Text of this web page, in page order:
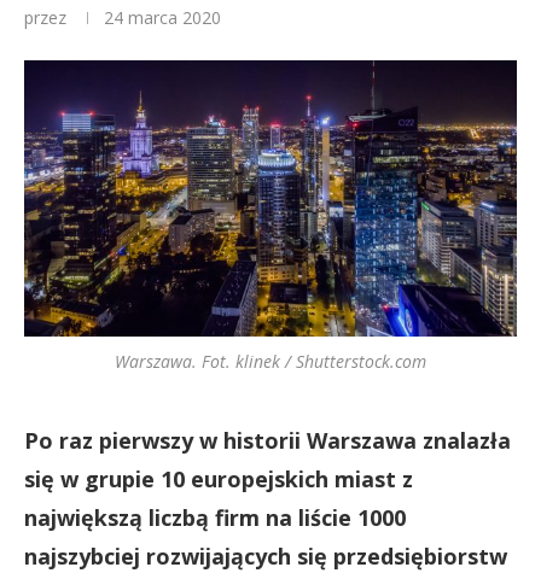
przez 24 marca 2020
Warszawa. Fot. klinek / Shutterstock.com
Po raz pierwszy w historii Warszawa znalazła
się w grupie 10 europejskich miast z
największą liczbą firm na liście 1000
najszybciej rozwijających się przedsiębiorstw